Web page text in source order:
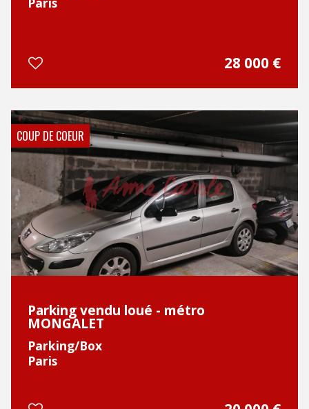
28 000 €
COUP DE COEUR
Parking vendu loué - métro
MONGALET
Parking/Box
Paris